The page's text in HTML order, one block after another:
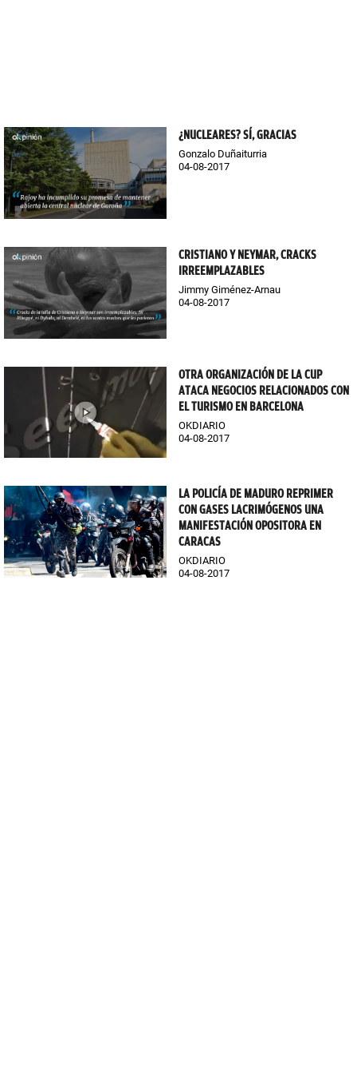
¿NUCLEARES? SÍ, GRACIAS
Gonzalo Duñaiturria
04-08-2017
CRISTIANO Y NEYMAR, CRACKS
IRREEMPLAZABLES
Jimmy Giménez-Arnau
04-08-2017
OTRA ORGANIZACIÓN DE LA CUP
ATACA NEGOCIOS RELACIONADOS CON
EL TURISMO EN BARCELONA
OKDIARIO
04-08-2017
LA POLICÍA DE MADURO REPRIMER
CON GASES LACRIMÓGENOS UNA
MANIFESTACIÓN OPOSITORA EN
CARACAS
OKDIARIO
04-08-2017